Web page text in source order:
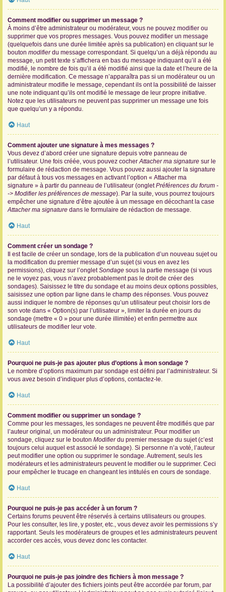
Comment modifier ou supprimer un message ?
À moins d’être administrateur ou modérateur, vous ne pouvez modifier ou
supprimer que vos propres messages. Vous pouvez modifier un message
(quelquefois dans une durée limitée après sa publication) en cliquant sur le
bouton modifierdu message correspondant. Si quelqu’un a déjà répondu au
message, un petit texte s’affichera en bas du message indiquant qu’il a été
modifié, le nombre de fois qu’il a été modifié ainsi que la date et l’heure de la
dernière modification. Ce message n’apparaîtra pas si un modérateur ou un
administrateur modifie le message, cependant ils ont la possibilité de laisser
une note indiquant qu’ils ont modifié le message de leur propre initiative.
Notez que les utilisateurs ne peuvent pas supprimer un message une fois
que quelqu’un y a répondu.
Haut
Comment ajouter une signature à mes messages ?
Vous devez d’abord créer une signature depuis votre panneau de
l’utilisateur. Une fois créée, vous pouvez cocherAttacher ma signature sur le
formulaire de rédaction de message. Vous pouvez aussi ajouter la signature
par défaut à tous vos messages en activant l’option « Attacher ma
signature » à partir du panneau de l’utilisateur (ongletPréférences du forum -
-> Modifier les préférences de message). Par la suite, vous pourrez toujours
empêcher une signature d’être ajoutée à un message en décochant la case
Attacher ma signature dans le formulaire de rédaction de message.
Haut
Comment créer un sondage ?
Il est facile de créer un sondage, lors de la publication d’un nouveau sujet ou
la modification du premier message d’un sujet (si vous en avez les
permissions), cliquez sur l’ongletSondage sous la partie message (si vous
ne le voyez pas, vous n’avez probablement pas le droit de créer des
sondages). Saisissez le titre du sondage et au moins deux options possibles,
saisissez une option par ligne dans le champ des réponses. Vous pouvez
aussi indiquer le nombre de réponses qu’un utilisateur peut choisir lors de
son vote dans « Option(s) par l’utilisateur », limiter la durée en jours du
sondage (mettre « 0 » pour une durée illimitée) et enfin permettre aux
utilisateurs de modifier leur vote.
Haut
Pourquoi ne puis-je pas ajouter plus d’options à mon sondage ?
Le nombre d’options maximum par sondage est défini par l’administrateur. Si
vous avez besoin d’indiquer plus d’options, contactez-le.
Haut
Comment modifier ou supprimer un sondage ?
Comme pour les messages, les sondages ne peuvent être modifiés que par
l’auteur original, un modérateur ou un administrateur. Pour modifier un
sondage, cliquez sur le bouton Modifierdu premier message du sujet (c’est
toujours celui auquel est associé le sondage). Si personne n’a voté, l’auteur
peut modifier une option ou supprimer le sondage. Autrement, seuls les
modérateurs et les administrateurs peuvent le modifier ou le supprimer. Ceci
pour empêcher le trucage en changeant les intitulés en cours de sondage.
Haut
Pourquoi ne puis-je pas accéder à un forum ?
Certains forums peuvent être réservés à certains utilisateurs ou groupes.
Pour les consulter, les lire, y poster, etc., vous devez avoir les permissions s’y
rapportant. Seuls les modérateurs de groupes et les administrateurs peuvent
accorder ces accès, vous devez donc les contacter.
Haut
Pourquoi ne puis-je pas joindre des fichiers à mon message ?
La possibilité d’ajouter des fichiers joints peut être accordée par forum, par